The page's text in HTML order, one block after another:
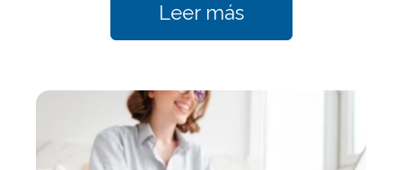
Leer más